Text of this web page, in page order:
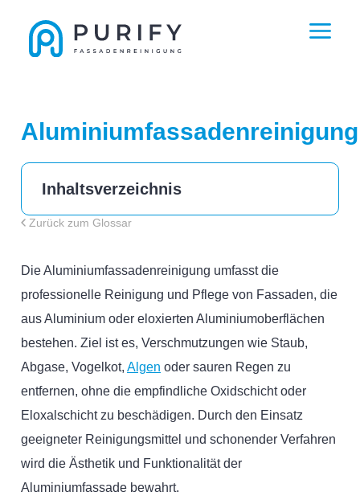
Aluminiumfassadenreinigung
Zurück zum Glossar
Die Aluminiumfassadenreinigung umfasst die
professionelle Reinigung und Pflege von Fassaden, die
aus Aluminium oder eloxierten Aluminiumoberflächen
bestehen. Ziel ist es, Verschmutzungen wie Staub,
Abgase, Vogelkot, Algen oder sauren Regen zu
entfernen, ohne die empfindliche Oxidschicht oder
Eloxalschicht zu beschädigen. Durch den Einsatz
geeigneter Reinigungsmittel und schonender Verfahren
wird die Ästhetik und Funktionalität der
Aluminiumfassade bewahrt.
Inhaltsverzeichnis